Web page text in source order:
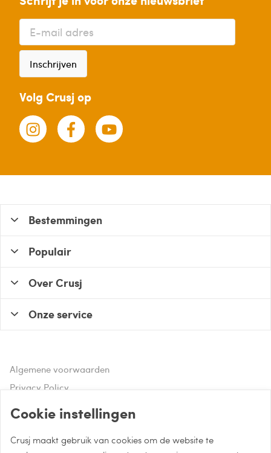
Inschrijven
Volg Crusj op
Hulp of advies nodig?
Bestemmingen
Populair
Over Crusj
Onze service
Algemene voorwaarden
Privacy Policy
Cookie instellingen
Crusj maakt gebruik van cookies om de website te